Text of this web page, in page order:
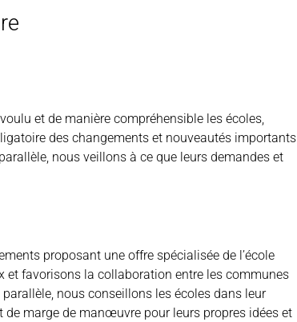
et de manière compréhensible les écoles,
des changements et nouveautés importants
nous veillons à ce que leurs demandes et
proposant une offre spécialisée de l’école
et favorisons la collaboration entre les communes
nous conseillons les écoles dans leur
marge de manœuvre pour leurs propres idées et